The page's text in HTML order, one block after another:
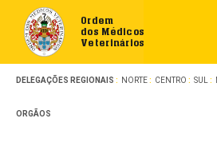
Ordem
dos Médicos
Veterinários
DELEGAÇÕES REGIONAIS NORTE CENTRO SUL
ORGÃOS